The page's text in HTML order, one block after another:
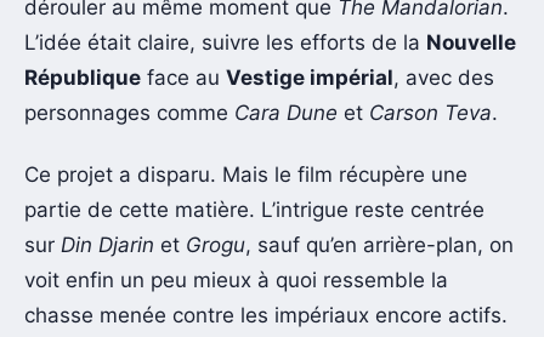
dérouler au même moment que The Mandalorian.
L’idée était claire, suivre les efforts de la Nouvelle
République face au Vestige impérial, avec des
personnages comme Cara Dune et Carson Teva.
Ce projet a disparu. Mais le film récupère une
partie de cette matière. L’intrigue reste centrée
sur Din Djarin et Grogu, sauf qu’en arrière-plan, on
voit enfin un peu mieux à quoi ressemble la
chasse menée contre les impériaux encore actifs.